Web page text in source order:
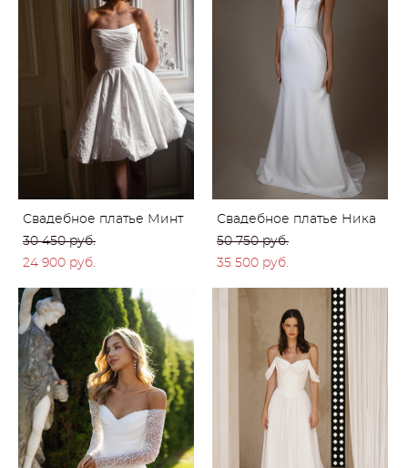
Свадебное платье Минт
30 450 pуб.
24 900 pуб.
Свадебное платье Ника
50 750 pуб.
35 500 pуб.